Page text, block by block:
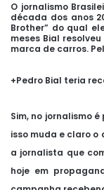
O jornalismo
década dos anos
Brother” do qual
meses Bial
marca de carros.
+Pedro Bial teria
Sim, no jornalismo
isso muda e claro o
a jornalista que
hoje em